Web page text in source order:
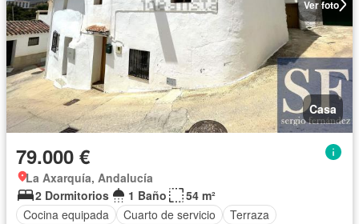
Ver foto
Casa
79.000 €
La Axarquía, Andalucía
2 Dormitorios
1 Baño
54 m²
Cocina equipada
Cuarto de servicio Terraza